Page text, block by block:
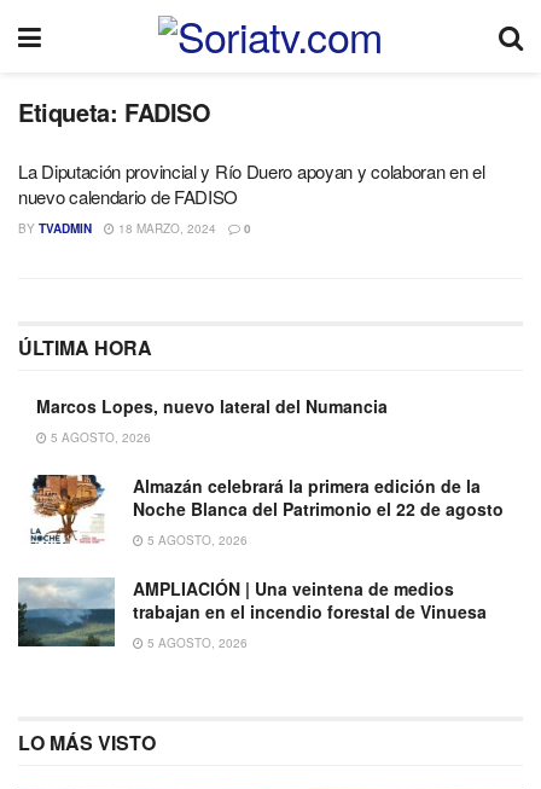
Etiqueta: FADISO
La Diputación provincial y Río Duero apoyan y colaboran en el
nuevo calendario de FADISO
BY TVADMIN 18 MARZO, 2024 0
ÚLTIMA HORA
Marcos Lopes, nuevo lateral del Numancia
5 AGOSTO, 2026
Almazán celebrará la primera edición de la
Noche Blanca del Patrimonio el 22 de agosto
5 AGOSTO, 2026
AMPLIACIÓN | Una veintena de medios
trabajan en el incendio forestal de Vinuesa
5 AGOSTO, 2026
LO MÁS VISTO